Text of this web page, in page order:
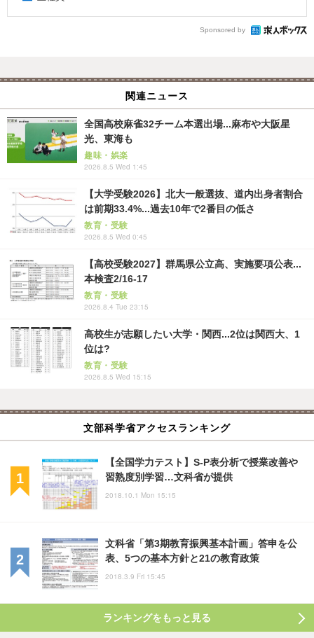
Sponsored by
関連ニュース
全国高校麻雀32チーム本選出場...麻布や大阪星
光、東海も
趣味・娯楽
2026.8.5 Wed 1:45
【大学受験2026】北大一般選抜、道内出身者割合
は前期33.4%...過去10年で2番目の低さ
教育・受験
2026.8.5 Wed 0:45
【高校受験2027】群馬県公立高、実施要項公表...
本検査2/16-17
教育・受験
2026.8.4 Tue 23:15
高校生が志願したい大学・関西...2位は関西大、1
位は?
教育・受験
2026.8.5 Wed 15:15
文部科学省アクセスランキング
【全国学力テスト】S-P表分析で授業改善や
習熟度別学習…文科省が提供
2018.10.1 Mon 15:15
文科省「第3期教育振興基本計画」答申を公
表、5つの基本方針と21の教育政策
2018.3.9 Fri 15:45
ランキングをもっと見る